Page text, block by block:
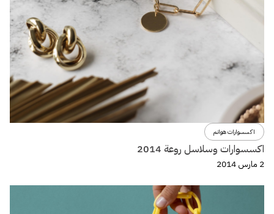
اكسسوارات هوانم
اكسسوارات وسلاسل روعة 2014
2 مارس 2014